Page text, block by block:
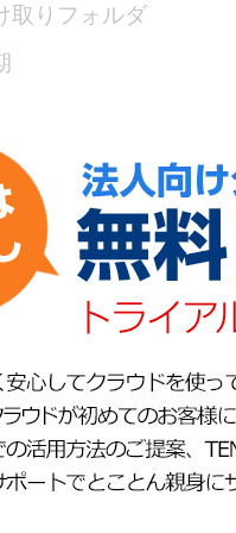
取りフォルダ